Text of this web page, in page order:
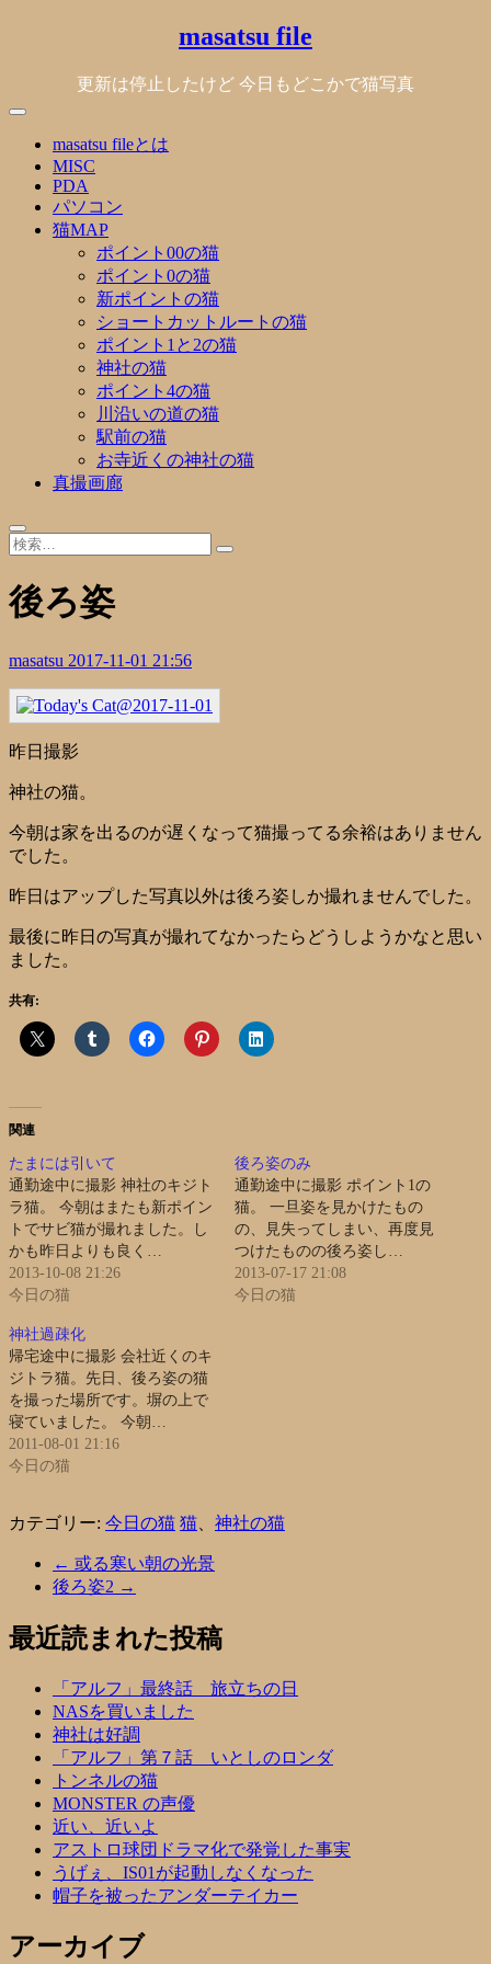
masatsu file
更新は停止したけど 今日もどこかで猫写真
masatsu fileとは
MISC
PDA
パソコン
猫MAP
ポイント00の猫
ポイント0の猫
新ポイントの猫
ショートカットルートの猫
ポイント1と2の猫
神社の猫
ポイント4の猫
川沿いの道の猫
駅前の猫
お寺近くの神社の猫
真撮画廊
後ろ姿
masatsu 2017-11-01 21:56
昨日撮影
神社の猫。
今朝は家を出るのが遅くなって猫撮ってる余裕はありません
でした。
昨日はアップした写真以外は後ろ姿しか撮れませんでした。
最後に昨日の写真が撮れてなかったらどうしようかなと思い
ました。
共有:
関連
たまには引いて
通勤途中に撮影 神社のキジト
ラ猫。 今朝はまたも新ポイン
トでサビ猫が撮れました。し
かも昨日よりも良く…
2013-10-08 21:26
今日の猫
後ろ姿のみ
通勤途中に撮影 ポイント1の
猫。 一旦姿を見かけたもの
の、見失ってしまい、再度見
つけたものの後ろ姿し…
2013-07-17 21:08
今日の猫
神社過疎化
帰宅途中に撮影 会社近くのキ
ジトラ猫。先日、後ろ姿の猫
を撮った場所です。塀の上で
寝ていました。 今朝…
2011-08-01 21:16
今日の猫
カテゴリー: 今日の猫 猫 神社の猫
← 或る寒い朝の光景
後ろ姿2 →
最近読まれた投稿
「アルフ」最終話 旅立ちの日
NASを買いました
神社は好調
「アルフ」第７話 いとしのロンダ
トンネルの猫
MONSTER の声優
近い、近いよ
アストロ球団ドラマ化で発覚した事実
うげぇ、IS01が起動しなくなった
帽子を被ったアンダーテイカー
アーカイブ